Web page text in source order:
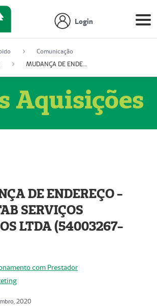
Login
Comunicação
MUDANÇA DE ENDEREÇO - DIAGITAB SERVIÇOS MÉDICOS LTDA (54003267-5)
Aquisições
DE ENDEREÇO -
SERVIÇOS
LTDA (54003267-
com Prestador
2020